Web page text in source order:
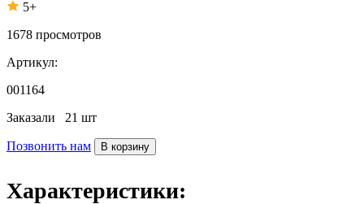
5+
1678 просмотров
Артикул:
001164
Заказали 21 шт
Позвонить нам В корзину
Характеристики: